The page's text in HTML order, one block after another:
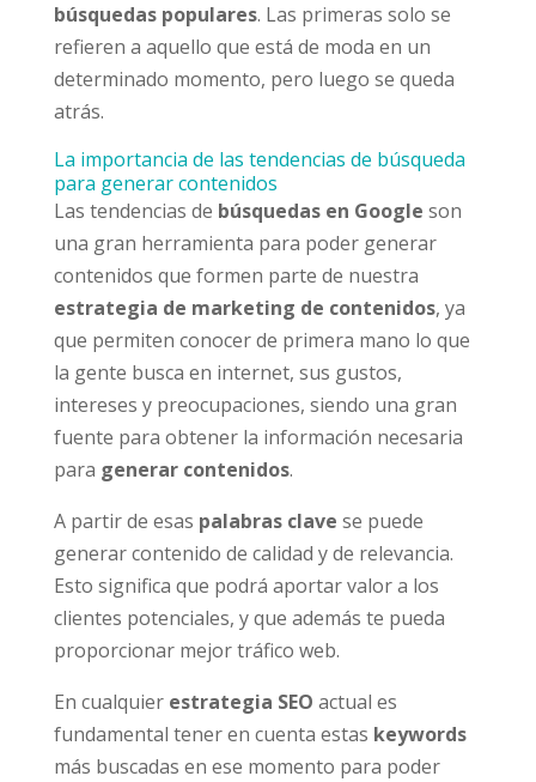
búsquedas populares. Las primeras solo se
refieren a aquello que está de moda en un
determinado momento, pero luego se queda
atrás.
La importancia de las tendencias de búsqueda
para generar contenidos
Las tendencias de búsquedas en Google son
una gran herramienta para poder generar
contenidos que formen parte de nuestra
estrategia de marketing de contenidos, ya
que permiten conocer de primera mano lo que
la gente busca en internet, sus gustos,
intereses y preocupaciones, siendo una gran
fuente para obtener la información necesaria
para generar contenidos.
A partir de esas palabras clave se puede
generar contenido de calidad y de relevancia.
Esto significa que podrá aportar valor a los
clientes potenciales, y que además te pueda
proporcionar mejor tráfico web.
En cualquier estrategia SEO actual es
fundamental tener en cuenta estas keywords
más buscadas en ese momento para poder